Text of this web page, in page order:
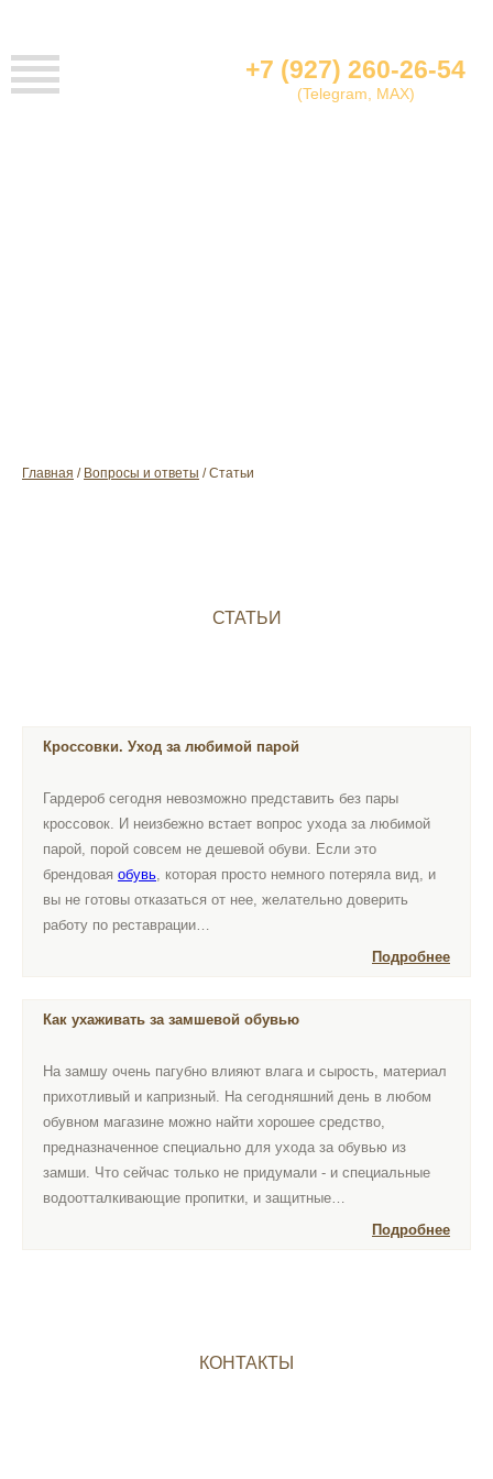
+7 (927) 260-26-54
(Telegram, MAX)
Главная Вопросы и ответы Cтатьи
СТАТЬИ
Кроссовки. Уход за любимой парой
Гардероб сегодня невозможно представить без пары
кроссовок. И неизбежно встает вопрос ухода за любимой
парой, порой совсем не дешевой обуви. Если это
брендовая обувь, которая просто немного потеряла вид, и
вы не готовы отказаться от нее, желательно доверить
работу по реставрации…
Подробнее
Как ухаживать за замшевой обувью
На замшу очень пагубно влияют влага и сырость, материал
прихотливый и капризный. На сегодняшний день в любом
обувном магазине можно найти хорошее средство,
предназначенное специально для ухода за обувью из
замши. Что сейчас только не придумали - и специальные
водоотталкивающие пропитки, и защитные…
Подробнее
КОНТАКТЫ